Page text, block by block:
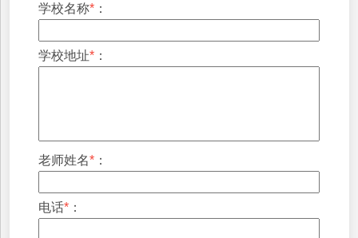
学校名称* ：
学校地址* ：
老师姓名* ：
电话* ：